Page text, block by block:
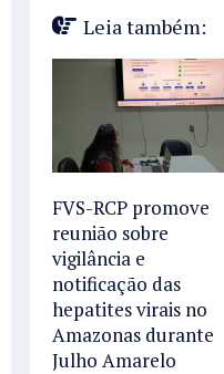
Leia também:
FVS-RCP promove
reunião sobre
vigilância e
notificação das
hepatites virais no
Amazonas durante
Julho Amarelo